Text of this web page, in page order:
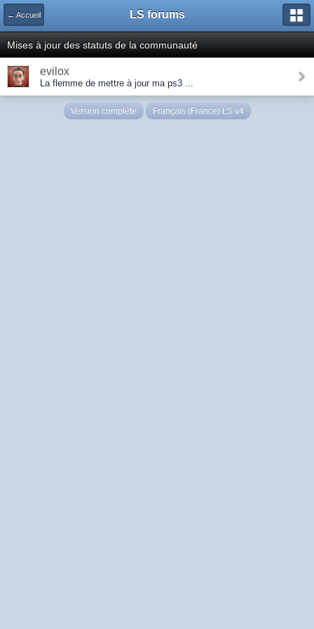
← Accueil LS forums
Mises à jour des statuts de la communauté
evilox
La flemme de mettre à jour ma ps3 ...
Version complète Français (France) LS v4